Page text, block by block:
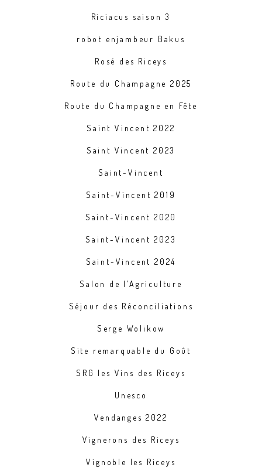
Riciacus saison 3
robot enjambeur Bakus
Rosé des Riceys
Route du Champagne 2025
Route du Champagne en Fête
Saint Vincent 2022
Saint Vincent 2023
Saint-Vincent
Saint-Vincent 2019
Saint-Vincent 2020
Saint-Vincent 2023
Saint-Vincent 2024
Salon de l’Agriculture
Séjour des Réconciliations
Serge Wolikow
Site remarquable du Goût
SRG les Vins des Riceys
Unesco
Vendanges 2022
Vignerons des Riceys
Vignoble les Riceys